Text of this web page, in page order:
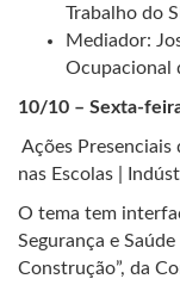
Trabalho do
Mediador:
Ocupacional
10/10 – Sexta-
Ações Presenciais
nas Escolas |
O tema tem
Segurança e
Construção”, da